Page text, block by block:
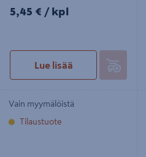
5,45€/kpl
5,45 € / kpl
Lue lisää
Vain myymälöistä
Tilaustuote